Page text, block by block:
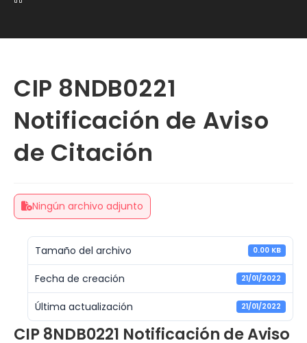
CIP 8NDB0221
Notificación de Aviso
de Citación
Ningún archivo adjunto
Tamaño del archivo 0.00 KB
Fecha de creación 21/01/2022
Última actualización 21/01/2022
CIP 8NDB0221 Notificación de Aviso